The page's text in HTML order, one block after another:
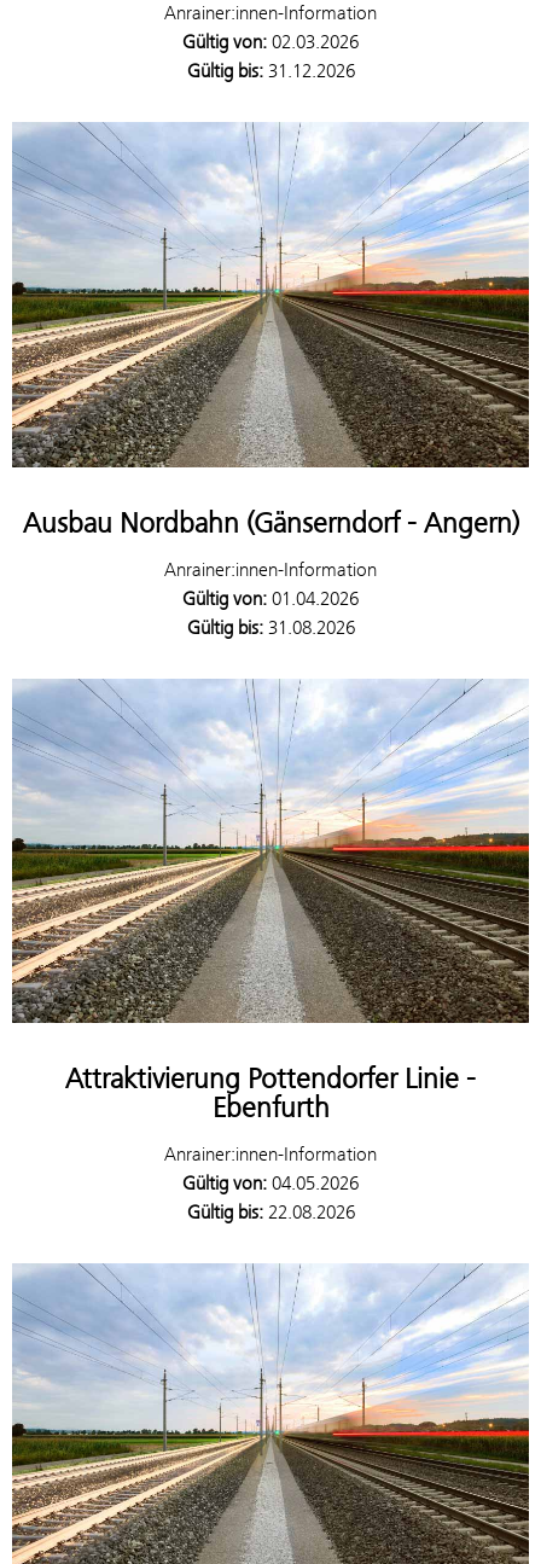
Anrainer:innen-Information
Gültig von: 02.03.2026
Gültig bis:31.12.2026
Ausbau Nordbahn (Gänserndorf - Angern)
Anrainer:innen-Information
Gültig von: 01.04.2026
Gültig bis:31.08.2026
Attraktivierung Pottendorfer Linie -
Ebenfurth
Anrainer:innen-Information
Gültig von: 04.05.2026
Gültig bis:22.08.2026